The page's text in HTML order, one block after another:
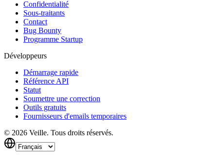
Confidentialité
Sous-traitants
Contact
Bug Bounty
Programme Startup
Développeurs
Démarrage rapide
Référence API
Statut
Soumettre une correction
Outils gratuits
Fournisseurs d'emails temporaires
© 2026 Veille. Tous droits réservés.